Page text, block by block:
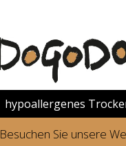
hypoallergenes
Besuchen Sie unsere